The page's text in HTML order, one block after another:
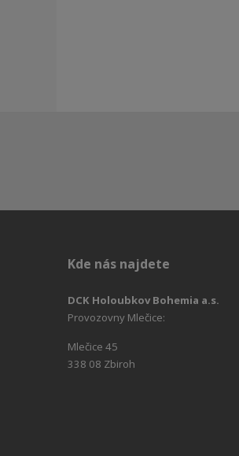
Kde nás najdete
DCK Holoubkov Bohemia a.s.
Provozovny Mlečice:
Mlečice 45
338 08 Zbiroh